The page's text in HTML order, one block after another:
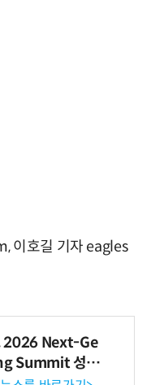
이호길 기자 eagles
2026 Next-Ge
Summit 성황